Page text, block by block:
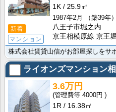
新着
マンション
1K
25.9㎡
1987年2月
（築39年）
八王子市堀之内
京王相模原線 京王
ライオンズマンション
3.6万円
4000円
1R
16.38㎡